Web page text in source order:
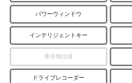
パワーウィンドウ
インテリジェントキー
寒冷地仕様
ドライブレコーダー